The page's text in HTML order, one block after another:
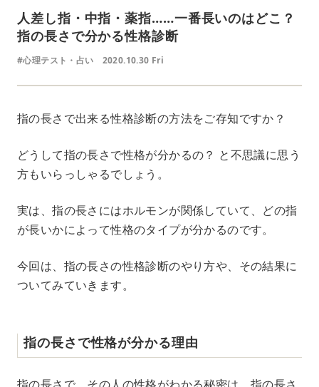
人差し指・中指・薬指……一番長いのはどこ？
指の長さで分かる性格診断
#心理テスト・占い 2020.10.30 Fri
指の長さで出来る性格診断の方法をご存知ですか？
どうして指の長さで性格が分かるの？ と不思議に思う
方もいらっしゃるでしょう。
実は、指の長さにはホルモンが関係していて、どの指
が長いかによって性格のタイプが分かるのです。
今回は、指の長さの性格診断のやり方や、その結果に
ついてみていきます。
指の長さで性格が分かる理由